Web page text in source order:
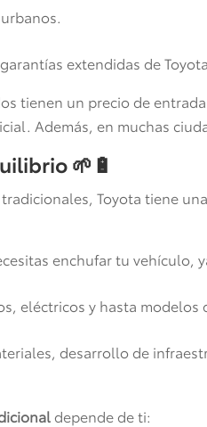
extendidas de
tienen un precio de
Además, en muchas
🌱🔋
Toyota tiene
enchufar tu vehículo,
eléctricos y hasta modelos
desarrollo de
depende de ti: